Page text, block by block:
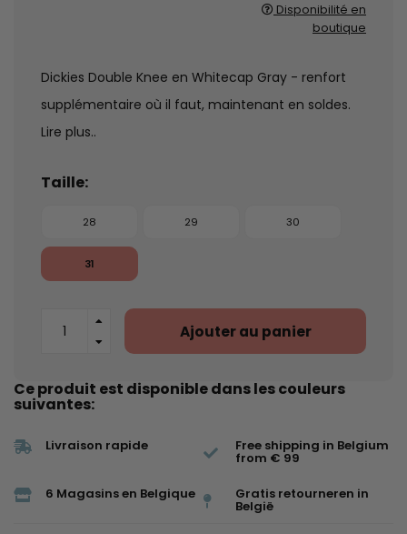
Disponibilité en
boutique
Dickies Double Knee en Whitecap Gray - renfort
supplémentaire où il faut, maintenant en soldes.
Lire plus..
Taille:
28 29 30
31
Ajouter au panier
Ce produit est disponible dans les couleurs
suivantes:
Livraison rapide Free shipping in Belgium
from € 99
6 Magasins en Belgique Gratis retourneren in
België